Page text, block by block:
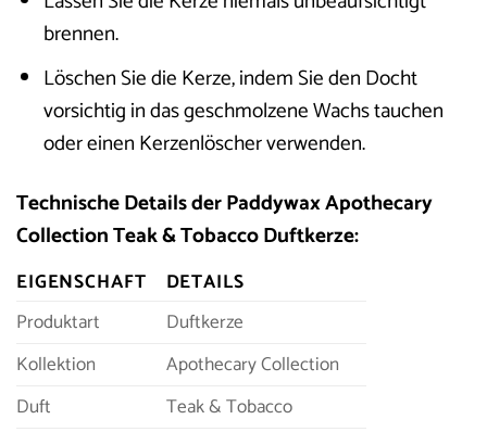
brennen.
Löschen Sie die Kerze, indem Sie den Docht
vorsichtig in das geschmolzene Wachs tauchen
oder einen Kerzenlöscher verwenden.
Technische Details der Paddywax Apothecary
Collection Teak & Tobacco Duftkerze:
EIGENSCHAFT
DETAILS
Produktart
Duftkerze
Kollektion
Apothecary Collection
Duft
Teak & Tobacco